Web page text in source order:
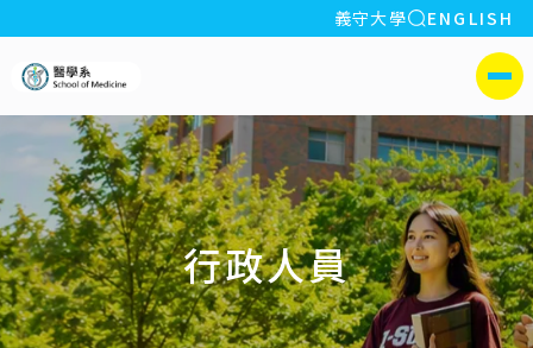
:::
義守大學 全站搜索
ENGLISH
側選單
行政人員